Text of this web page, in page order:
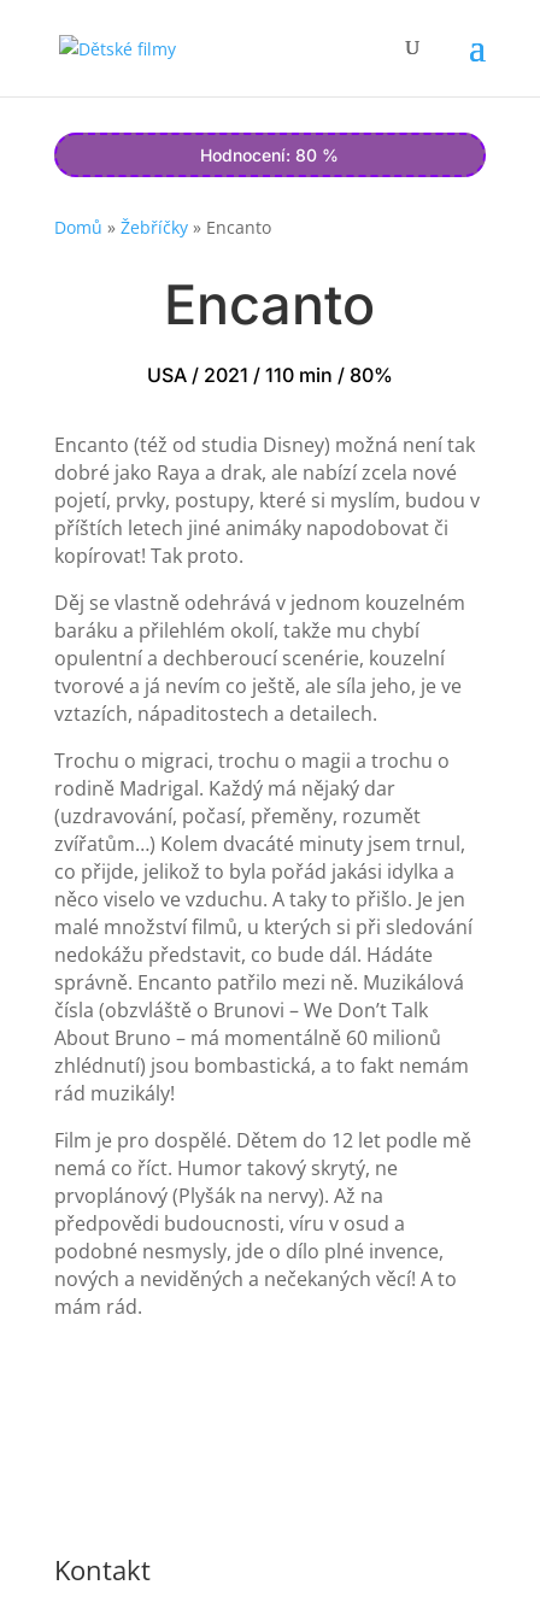
Hodnocení: 80 %
Domů » Žebříčky» Encanto
Encanto
USA / 2021 / 110 min / 80%
Encanto (též od studia Disney) možná není tak
dobré jako Raya a drak, ale nabízí zcela nové
pojetí, prvky, postupy, které si myslím, budou v
příštích letech jiné animáky napodobovat či
kopírovat! Tak proto.
Děj se vlastně odehrává v jednom kouzelném
baráku a přilehlém okolí, takže mu chybí
opulentní a dechberoucí scenérie, kouzelní
tvorové a já nevím co ještě, ale síla jeho, je ve
vztazích, nápaditostech a detailech.
Trochu o migraci, trochu o magii a trochu o
rodině Madrigal. Každý má nějaký dar
(uzdravování, počasí, přeměny, rozumět
zvířatům…) Kolem dvacáté minuty jsem trnul,
co přijde, jelikož to byla pořád jakási idylka a
něco viselo ve vzduchu. A taky to přišlo. Je jen
malé množství filmů, u kterých si při sledování
nedokážu představit, co bude dál. Hádáte
správně. Encanto patřilo mezi ně. Muzikálová
čísla (obzvláště o Brunovi – We Don’t Talk
About Bruno – má momentálně 60 milionů
zhlédnutí) jsou bombastická, a to fakt nemám
rád muzikály!
Film je pro dospělé. Dětem do 12 let podle mě
nemá co říct. Humor takový skrytý, ne
prvoplánový (Plyšák na nervy). Až na
předpovědi budoucnosti, víru v osud a
podobné nesmysly, jde o dílo plné invence,
nových a neviděných a nečekaných věcí! A to
mám rád.
Kontakt